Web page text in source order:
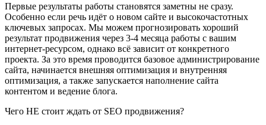
Первые результаты работы становятся заметны не сразу.
Особенно если речь идёт о новом сайте и высокочастотных
ключевых запросах. Мы можем прогнозировать хороший
результат продвижения через 3-4 месяца работы с вашим
интернет-ресурсом, однако всё зависит от конкретного
проекта. За это время проводится базовое администрирование
сайта, начинается внешняя оптимизация и внутренняя
оптимизация, а также запускается наполнение сайта
контентом и ведение блога.
Чего НЕ стоит ждать от SEO продвижения?